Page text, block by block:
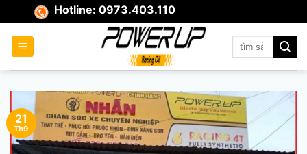
to
content
Hotline: 0973.403.110
Tìm
21
Th9